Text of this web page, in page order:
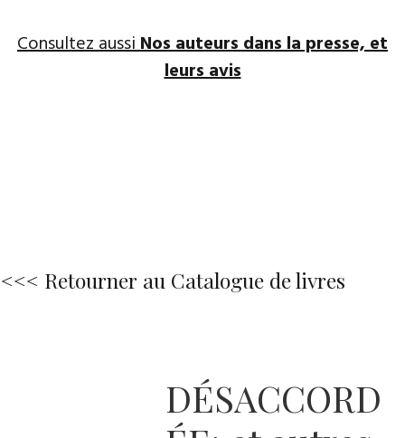
Consultez aussiNos auteurs dans la presse, et
leurs avis
<<< Retourner au Catalogue de livres
DÉSACCORD